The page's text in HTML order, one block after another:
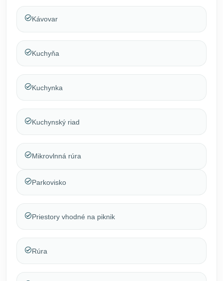
Kávovar
Kuchyňa
Kuchynka
Kuchynský riad
Mikrovlnná rúra
Parkovisko
Priestory vhodné na piknik
Rúra